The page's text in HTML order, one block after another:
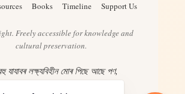
Books Timeline Support Us
Freely accessible for knowledge and
cultural preservation.
যাযাবৰ লক্ষ্যবিহীন মোৰ পিছে আছে পণ,